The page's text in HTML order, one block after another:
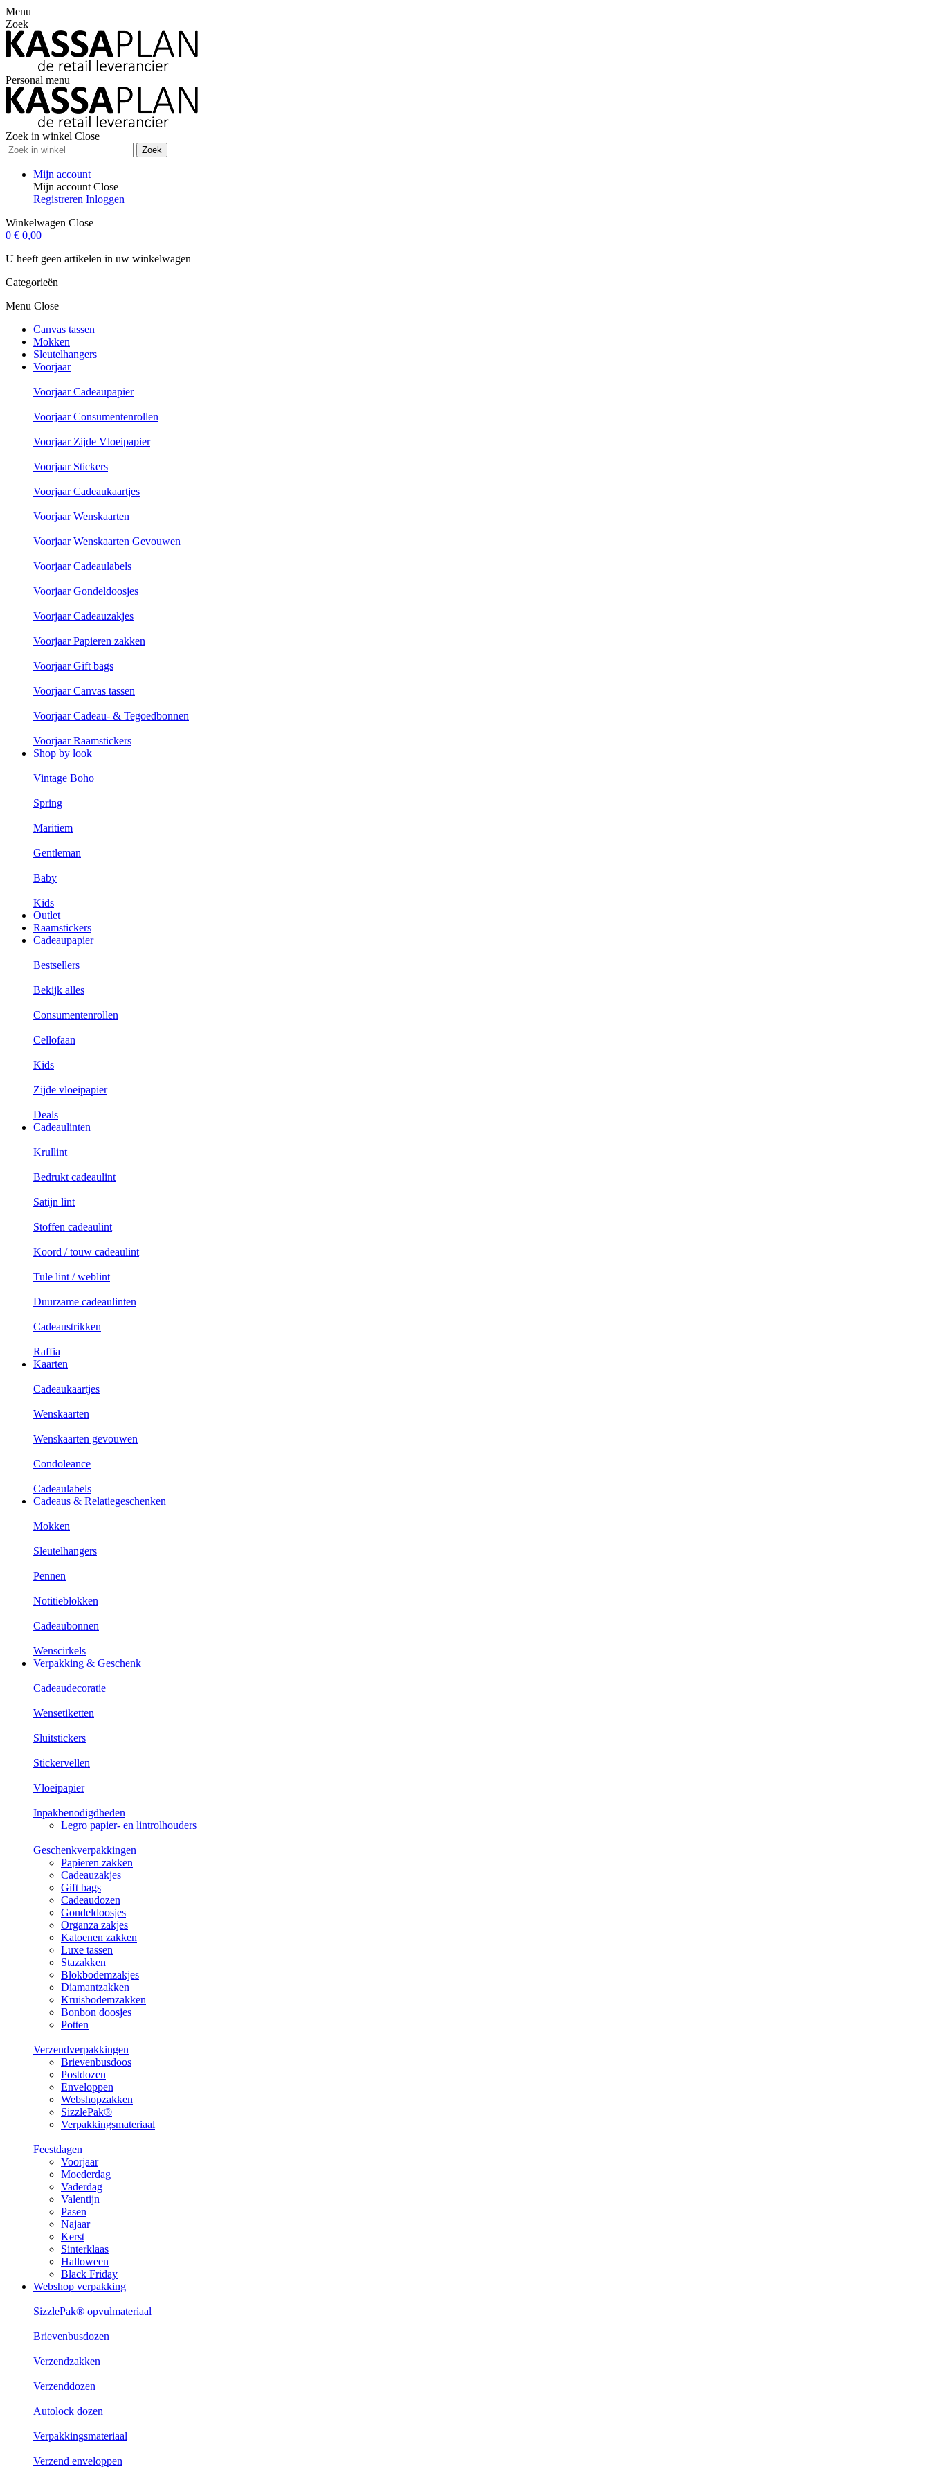
Menu
Zoek
Personal menu
Zoek in winkel Close
Zoek
Mijn account
Mijn account Close
Registreren Inloggen
Winkelwagen Close
0 € 0,00
U heeft geen artikelen in uw winkelwagen
Categorieën
Menu Close
Canvas tassen
Mokken
Sleutelhangers
Voorjaar
Voorjaar Cadeaupapier
Voorjaar Consumentenrollen
Voorjaar Zijde Vloeipapier
Voorjaar Stickers
Voorjaar Cadeaukaartjes
Voorjaar Wenskaarten
Voorjaar Wenskaarten Gevouwen
Voorjaar Cadeaulabels
Voorjaar Gondeldoosjes
Voorjaar Cadeauzakjes
Voorjaar Papieren zakken
Voorjaar Gift bags
Voorjaar Canvas tassen
Voorjaar Cadeau- & Tegoedbonnen
Voorjaar Raamstickers
Shop by look
Vintage Boho
Spring
Maritiem
Gentleman
Baby
Kids
Outlet
Raamstickers
Cadeaupapier
Bestsellers
Bekijk alles
Consumentenrollen
Cellofaan
Kids
Zijde vloeipapier
Deals
Cadeaulinten
Krullint
Bedrukt cadeaulint
Satijn lint
Stoffen cadeaulint
Koord / touw cadeaulint
Tule lint / weblint
Duurzame cadeaulinten
Cadeaustrikken
Raffia
Kaarten
Cadeaukaartjes
Wenskaarten
Wenskaarten gevouwen
Condoleance
Cadeaulabels
Cadeaus & Relatiegeschenken
Mokken
Sleutelhangers
Pennen
Notitieblokken
Cadeaubonnen
Wenscirkels
Verpakking & Geschenk
Cadeaudecoratie
Wensetiketten
Sluitstickers
Stickervellen
Vloeipapier
Inpakbenodigdheden
Legro papier- en lintrolhouders
Geschenkverpakkingen
Papieren zakken
Cadeauzakjes
Gift bags
Cadeaudozen
Gondeldoosjes
Organza zakjes
Katoenen zakken
Luxe tassen
Stazakken
Blokbodemzakjes
Diamantzakken
Kruisbodemzakken
Bonbon doosjes
Potten
Verzendverpakkingen
Brievenbusdoos
Postdozen
Enveloppen
Webshopzakken
SizzlePak®
Verpakkingsmateriaal
Feestdagen
Voorjaar
Moederdag
Vaderdag
Valentijn
Pasen
Najaar
Kerst
Sinterklaas
Halloween
Black Friday
Webshop verpakking
SizzlePak® opvulmateriaal
Brievenbusdozen
Verzendzakken
Verzenddozen
Autolock dozen
Verpakkingsmateriaal
Verzend enveloppen